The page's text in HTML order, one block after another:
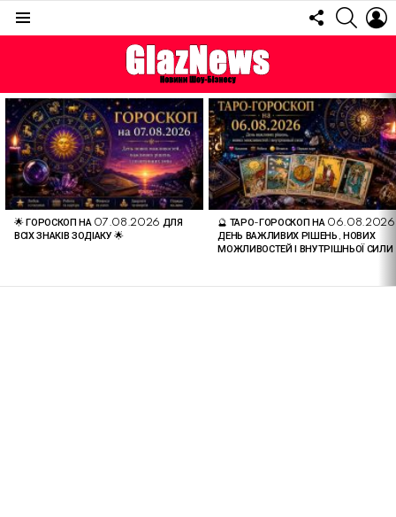
FOLLOW
US
ОСТАННІ
СТАТТІ
🌟 ГОРОСКОП НА 07.08.2026 ДЛЯ
ВСІХ ЗНАКІВ ЗОДІАКУ 🌟
🔮 ТАРО-ГОРОСКОП НА
ДЕНЬ ВАЖЛИВИХ РІШЕНЬ, НОВИХ
МОЖЛИВОСТЕЙ І ВНУТРІШНЬОЇ СИЛИ